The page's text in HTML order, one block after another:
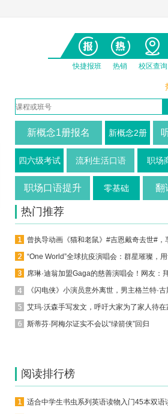
快捷报班 热销 校区查询
新概念1册报名 新概念2册
四六级考试 流利生活口语 职场
职场口语提升 零基础 翻
热门推荐
曾执导动画《猫和老鼠》#吉恩戴奇去世#，
艾玛·沃森手写发文，呼吁大家为了家人待在
斯蒂芬·阿梅尔证实不会以“绿箭侠”回归
阅读排行榜